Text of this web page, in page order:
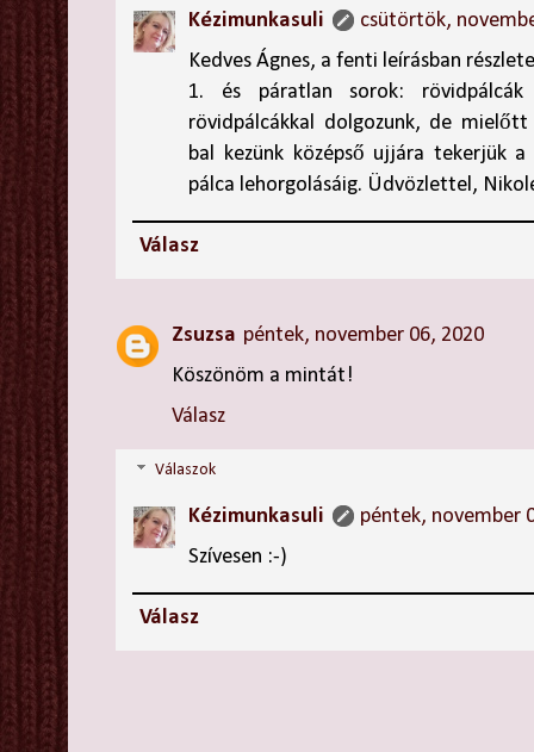
Kézimunkasuli
csütörtök,
Kedves Ágnes, a fenti leírásban
1. és páratlan sorok:
rövidpálcákkal dolgozunk, de
bal kezünk középső ujjára tekerjük
pálca lehorgolásáig. Üdvözlettel,
Válasz
Zsuzsa péntek, november 06, 2020
Köszönöm a mintát!
Válasz
Válaszok
Kézimunkasuli
péntek, november
Szívesen :-)
Válasz